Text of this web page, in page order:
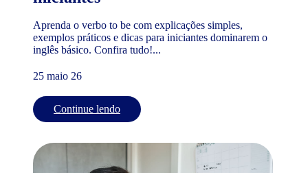
Aprenda o verbo to be com explicações simples,
exemplos práticos e dicas para iniciantes dominarem o
inglês básico. Confira tudo!...
25 maio 26
Continue lendo